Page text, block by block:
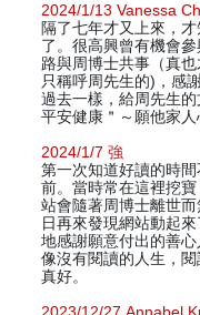
2024/1/13 Vanessa
隔了七年才又上來，
了。很高興曾有機會
路與周博士共事（真
只稱呼周先生的)，感
過去一樣，給周先生
平安健康＂～願他家人
2024/1/7 強
第一次知道好讀的時
前。當時常在這裡挖
站會隨著周博士離世
日再來發現網站動起
地感謝願意付出的善
像沒有閱讀的人生，
真好。